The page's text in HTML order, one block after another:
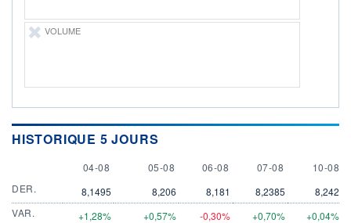
VOLUME
HISTORIQUE 5 JOURS
4 AUGUST
04-08 5 AUGUST
05-08 6 AUGUST
06-08 7 AUGUST
07-08 10
10-08
DER.
8,1495 8,206 8,181 8,2385
8,242
VAR.
+1,28% +0,57% -0,30% +0,70%
+0,04%